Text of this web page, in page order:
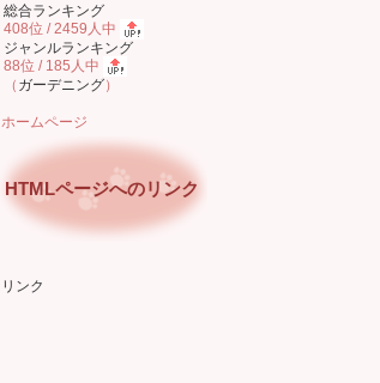
総合ランキング
408位 / 2459人中
ジャンルランキング
88位 / 185人中
（ ガーデニング）
ホームページ
HTMLページへのリンク
リンク